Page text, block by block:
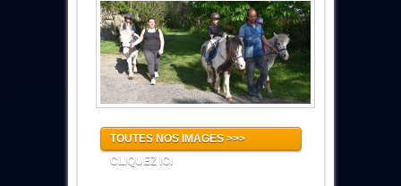
poney
ludiques
et
pédagogiques
TOUTES NOS IMAGES >>>
CLIQUEZ ICI